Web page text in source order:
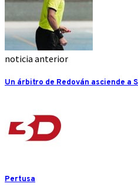
noticia anterior
Un árbitro de Redován asciende a
Pertusa